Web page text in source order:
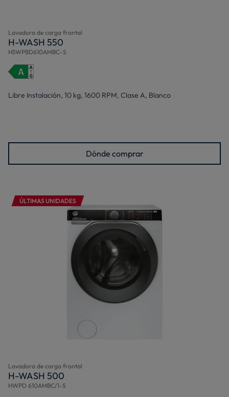
Lavadora de carga frontal
H-WASH 550
H5WPBD610AMBC-S
Libre Instalación, 10 kg, 1600 RPM, Clase A, Blanco
Dónde comprar
ÚLTIMAS UNIDADES
Lavadora de carga frontal
H-WASH 500
HWPD 610AMBC/1-S